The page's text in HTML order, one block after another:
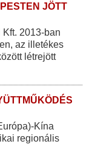
JÖTT
2013-ban
az illetékes
létrejött
Kína
regionális